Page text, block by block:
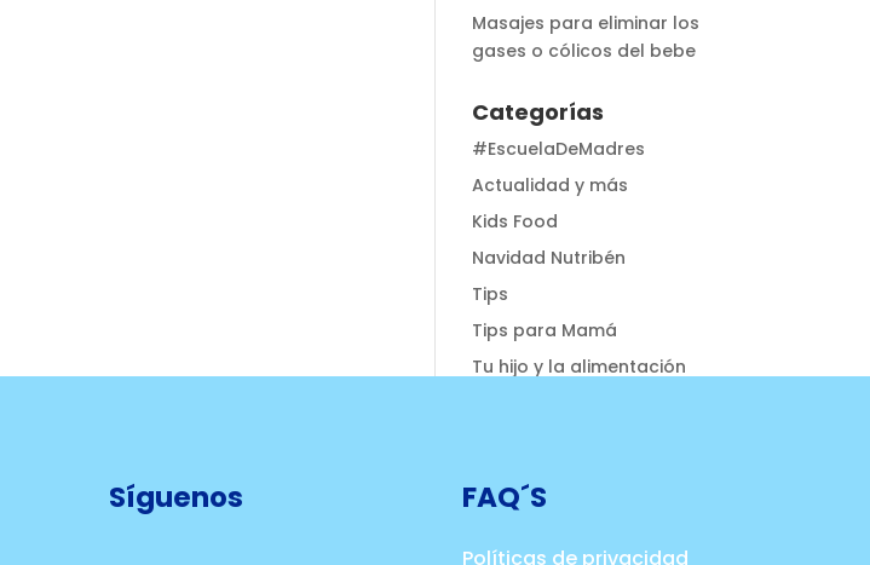
Masajes para eliminar los
gases o cólicos del bebe
Categorías
#EscuelaDeMadres
Actualidad y más
Kids Food
Navidad Nutribén
Tips
Tips para Mamá
Tu hijo y la alimentación
Síguenos FAQ´S
Políticas de privacidad